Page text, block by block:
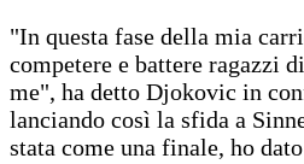
"In questa fase della mia
competere e battere ragazzi
me", ha detto Djokovic in
lanciando così la sfida a
stata come una finale, ho